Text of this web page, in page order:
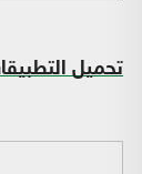
تحميل